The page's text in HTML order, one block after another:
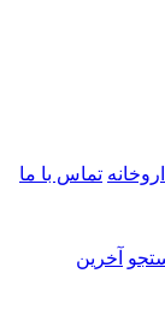
تماس با ما
آخرین